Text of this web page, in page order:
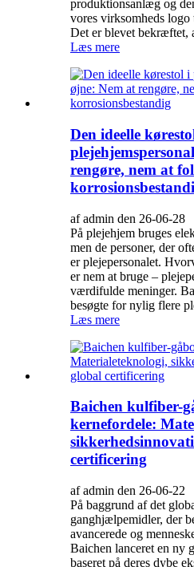
produktionsanlæg og
vores virksomheds
Det er blevet bekræftet,
Læs mere
Den ideelle
rengøre, nem at
af admin den 26-06-28
På plejehjem bruges
men de personer, der
er plejepersonalet.
er nem at bruge –
værdifulde meninger.
besøgte for nylig flere
Læs mere
Baichen kulfiber-
kernefordele:
certificering
af admin den 26-06-22
På baggrund af det
ganghjælpemidler, der
avancerede og
Baichen lanceret en ny
baseret på deres dybe